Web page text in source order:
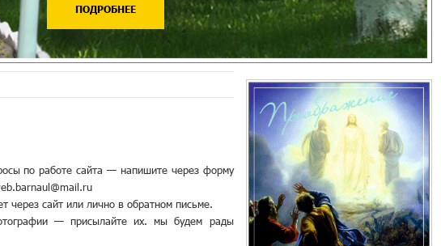
ПОДРОБНЕЕ
по работе сайта — напишите через форму
через сайт или лично в обратном письме.
— присылайте их. мы будем рады